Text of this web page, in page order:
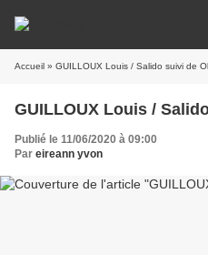
Accueil » GUILLOUX Louis / Salido suivi de
GUILLOUX Louis /
Publié le 11/06/2020 à 09:00
Par eireann yvon